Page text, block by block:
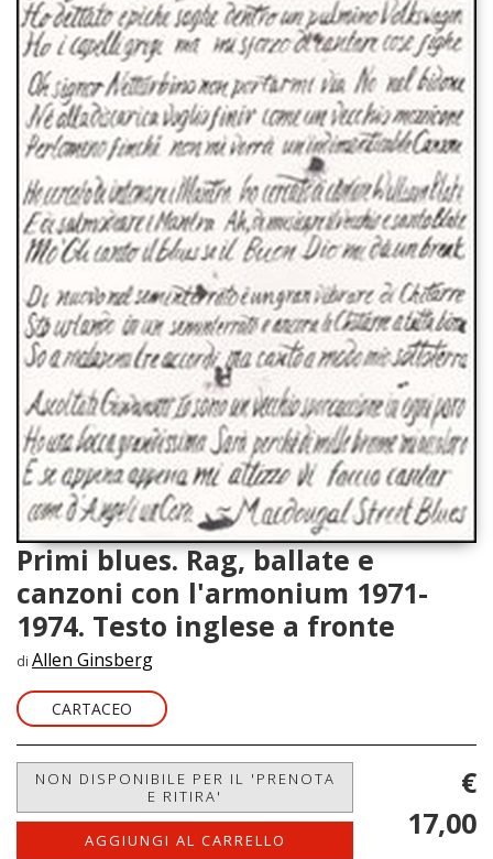
Primi blues. Rag, ballate e
canzoni con l'armonium 1971-
1974. Testo inglese a fronte
di Allen Ginsberg
CARTACEO
NON DISPONIBILE PER IL 'PRENOTA
E RITIRA'
AGGIUNGI AL CARRELLO
€
17,00